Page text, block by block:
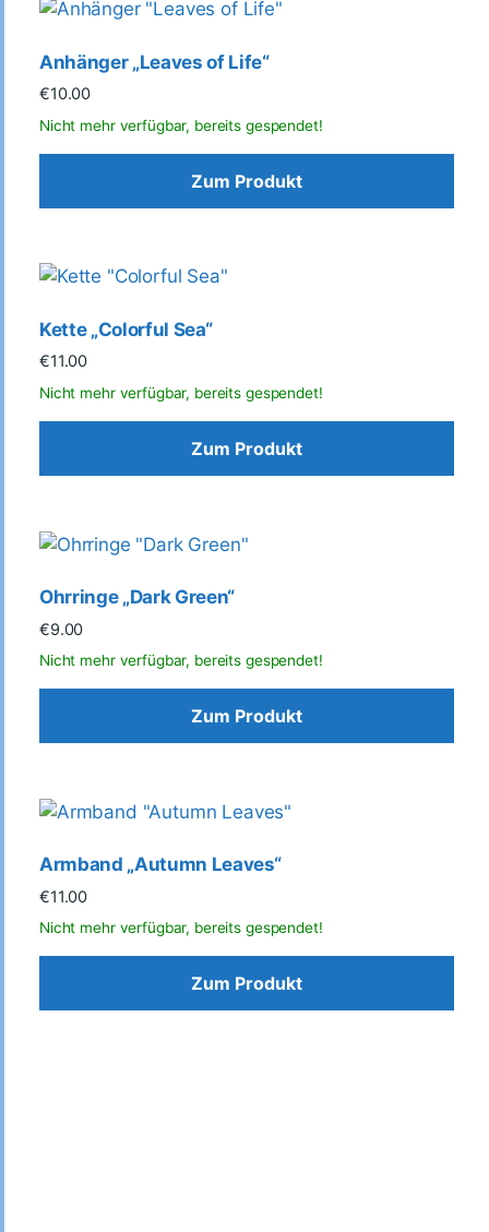
Anhänger „Leaves of Life“
€10.00
Zum Produkt
Kette „Colorful Sea“
€11.00
Zum Produkt
Ohrringe „Dark Green“
€9.00
Zum Produkt
Armband „Autumn Leaves“
€11.00
Zum Produkt